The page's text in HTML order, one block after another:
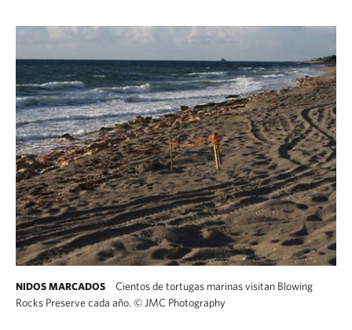
NIDOS MARCADOS
Cientos de tortugas marinas visitan Blowing
Rocks Preserve cada año. © JMC Photography